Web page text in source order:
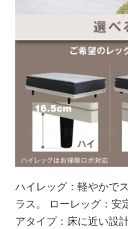
ハイレッグ：軽やかで
ラス。 ローレッグ：安
アタイプ：床に近い設